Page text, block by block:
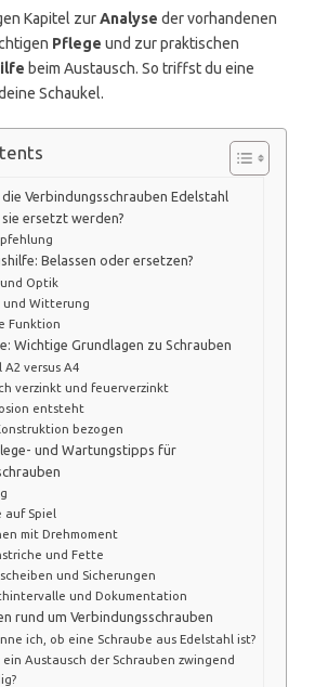
Kapitel zurAnalyse der vorhandenen
Pflege und zur praktischen
beim Austausch. So triffst du eine
Schaukel.
die Verbindungsschrauben Edelstahl
ersetzt werden?
Belassen oder ersetzen?
Optik
und Witterung
Funktion
Wichtige Grundlagen zu Schrauben
A2 versus A4
verzinkt und feuerverzinkt
entsteht
bezogen
und Wartungstipps für
auf Spiel
mit Drehmoment
und Fette
und Sicherungen
und Dokumentation
rund um Verbindungsschrauben
ich, ob eine Schraube aus Edelstahl ist?
Austausch der Schrauben zwingend